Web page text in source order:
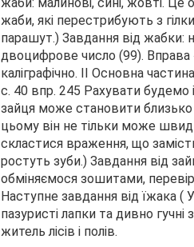
жаби, які перестрибують з
парашут.) Завдання від жабки:
двоцифрове число (99).
каліграфічно. ІІ Основна
с. 40 впр. 245 Рахувати будемо
зайця може становити близько
цьому він не тільки може
скластися враження, що
ростуть зуби.) Завдання від
обміняємося зошитами,
Наступне завдання від їжака (
пазуристі лапки та дивно
житель лісів і полів.